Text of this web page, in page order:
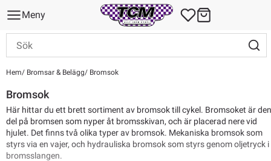
Meny
Hem Bromsar & Belägg Bromsok
Bromsok
Här hittar du ett brett sortiment av bromsok till cykel. Bromsoket är den
del på bromsen som nyper åt bromsskivan, och är placerad nere vid
hjulet. Det finns två olika typer av bromsok. Mekaniska bromsok som
styrs via en vajer, och hydrauliska bromsok som styrs genom oljetryck i
bromsslangen.